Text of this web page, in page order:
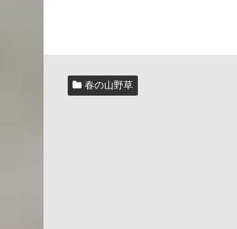
春の山野草